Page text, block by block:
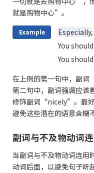
就是购物中心”。
Example Especially
You should
You
在上例的第一句中，副
第二句中，副词强调应
修饰副词“nicely”。最好
避免这些潜在的语意含糊
副词与不及物动词
当副词与不及物动词连用
动词后面，以避免句子听